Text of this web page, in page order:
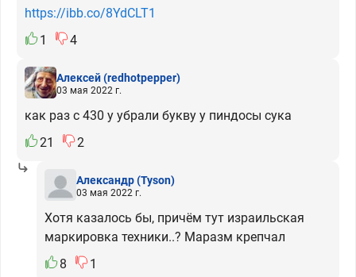
https://ibb.co/8YdCLT1
1
4
Алексей(redhotpepper)
03 мая 2022 г.
как раз с 430 у убрали букву у пиндосы сука
21
2
Александр(Tyson)
03 мая 2022 г.
Хотя казалось бы, причём тут израильская
маркировка техники..? Маразм крепчал
8
1